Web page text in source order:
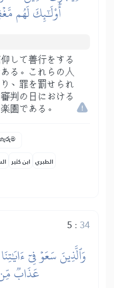
أُوْلَٰٓئِكَ لَهُم
して善行をする
る。これらの人
、罪を罰せられ
判の日における
園である。
ابن كثير الطبري
5 : 34
وَٱلَّذِينَ سَعَوۡ فِيٓ
عَذَابٞ